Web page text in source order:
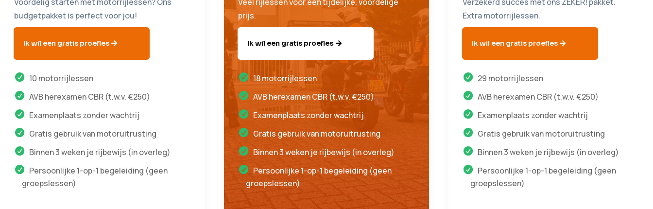
budgetpakket is perfect voor jou!
Ik wil een gratis proefles
10 motorrijlessen
AVB herexamen CBR (t.w.v. €250)
Examenplaats zonder wachtrij
Gratis gebruik van motoruitrusting
Binnen 3 weken je rijbewijs (in overleg)
Persoonlijke 1-op-1 begeleiding (geen
groepslessen)
prijs.
Ik wil een gratis proefles
18 motorrijlessen
AVB herexamen CBR (t.w.v. €250)
Examenplaats zonder wachtrij
Gratis gebruik van motoruitrusting
Binnen 3 weken je rijbewijs (in overleg)
Persoonlijke 1-op-1 begeleiding (geen
groepslessen)
Extra motorrijlessen.
Ik wil een gratis proefles
29 motorrijlessen
AVB herexamen CBR (t.w.v. €250)
Examenplaats zonder wachtrij
Gratis gebruik van motoruitrusting
Binnen 3 weken je rijbewijs (in overleg)
Persoonlijke 1-op-1 begeleiding (geen
groepslessen)